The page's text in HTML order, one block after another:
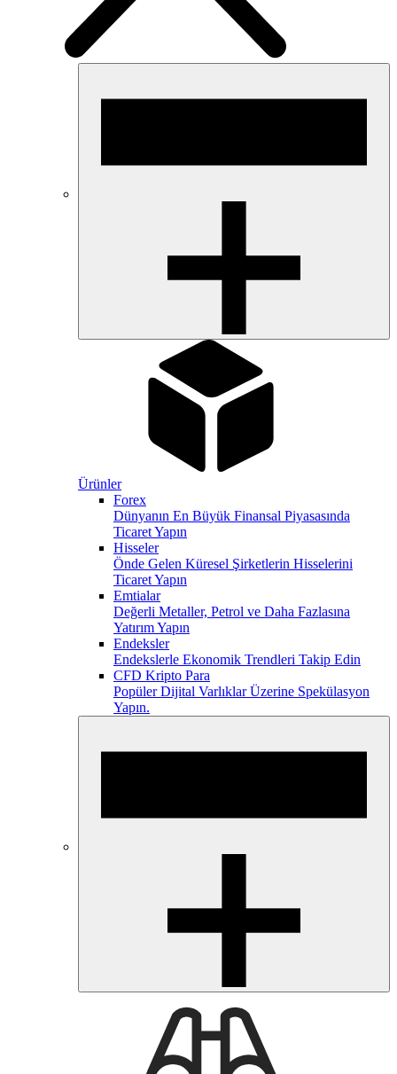
Ürünler
Forex
Dünyanın En Büyük Finansal Piyasasında
Ticaret Yapın
Hisseler
Önde Gelen Küresel Şirketlerin Hisselerini
Ticaret Yapın
Emtialar
Değerli Metaller, Petrol ve Daha Fazlasına
Yatırım Yapın
Endeksler
Endekslerle Ekonomik Trendleri Takip Edin
CFD Kripto Para
Popüler Dijital Varlıklar Üzerine Spekülasyon
Yapın.